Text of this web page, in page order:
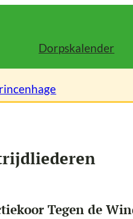
Dorpskalender
Tegen de